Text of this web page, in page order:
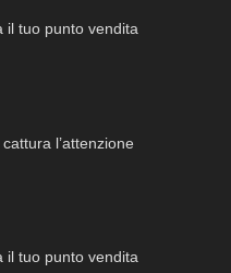
il tuo punto vendita
l’attenzione
il tuo punto vendita